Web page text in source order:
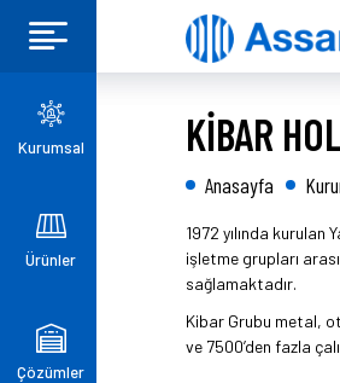
Kurumsal
Ürünler
Çözümler
KİBAR
Anasayfa
1972 yılında
işletme grupları
sağlamaktadır.
Kibar Grubu metal,
ve 7500’den fazla